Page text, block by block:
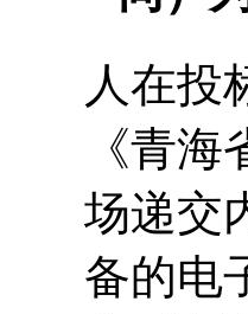
人在投
《青
场递交
备的电